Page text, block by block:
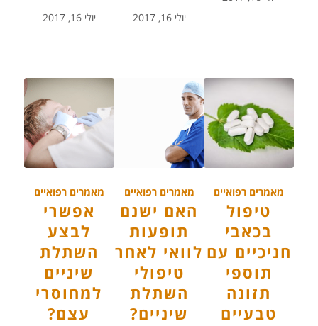
יולי 16, 2017 יולי 16, 2017
מאמרים רפואיים
טיפול
בכאבי
חניכיים עם
תוספי
תזונה
טבעיים
מאמרים רפואיים
האם ישנם
תופעות
לוואי לאחר
טיפולי
השתלת
שיניים?
מאמרים רפואיים
אפשרי
לבצע
השתלת
שיניים
למחוסרי
עצם?